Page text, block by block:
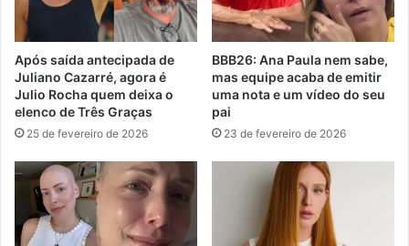
Após saída antecipada de
Juliano Cazarré, agora é
Julio Rocha quem deixa o
elenco de Três Graças
25 de fevereiro de 2026
BBB26: Ana Paula nem sabe,
mas equipe acaba de emitir
uma nota e um vídeo do seu
pai
23 de fevereiro de 2026